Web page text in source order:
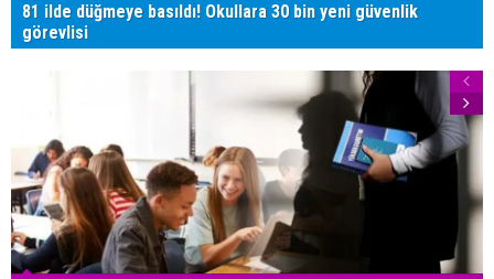
81 ilde düğmeye basıldı! Okullara 30 bin yeni güvenlik
görevlisi